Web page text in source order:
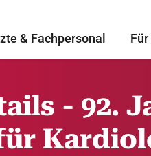
& Fachpersonal
- 92.